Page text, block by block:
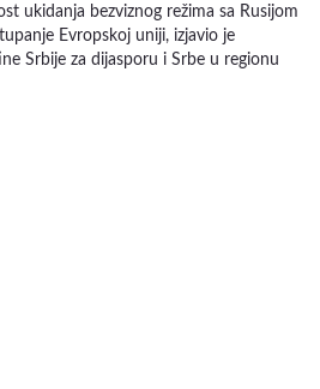
ukidanja bezviznog režima sa Rusijom
Evropskoj uniji, izjavio je
Srbije za dijasporu i Srbe u regionu